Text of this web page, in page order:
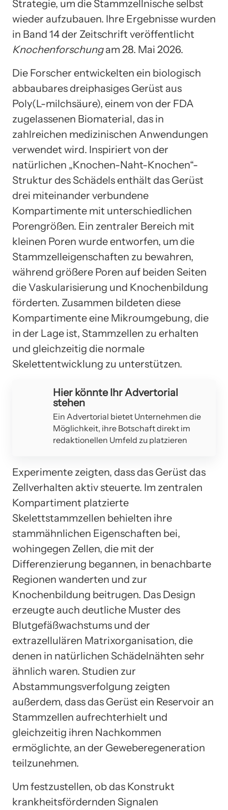
Strategie, um die Stammzellnische selbst
wieder aufzubauen. Ihre Ergebnisse wurden
in Band 14 der Zeitschrift veröffentlicht
Knochenforschungam 28. Mai 2026.
Die Forscher entwickelten ein biologisch
abbaubares dreiphasiges Gerüst aus
Poly(L-milchsäure), einem von der FDA
zugelassenen Biomaterial, das in
zahlreichen medizinischen Anwendungen
verwendet wird. Inspiriert von der
natürlichen „Knochen-Naht-Knochen“-
Struktur des Schädels enthält das Gerüst
drei miteinander verbundene
Kompartimente mit unterschiedlichen
Porengrößen. Ein zentraler Bereich mit
kleinen Poren wurde entworfen, um die
Stammzelleigenschaften zu bewahren,
während größere Poren auf beiden Seiten
die Vaskularisierung und Knochenbildung
förderten. Zusammen bildeten diese
Kompartimente eine Mikroumgebung, die
in der Lage ist, Stammzellen zu erhalten
und gleichzeitig die normale
Skelettentwicklung zu unterstützen.
Hier könnte Ihr Advertorial
stehen
Ein Advertorial bietet Unternehmen die
Möglichkeit, ihre Botschaft direkt im
redaktionellen Umfeld zu platzieren
Experimente zeigten, dass das Gerüst das
Zellverhalten aktiv steuerte. Im zentralen
Kompartiment platzierte
Skelettstammzellen behielten ihre
stammähnlichen Eigenschaften bei,
wohingegen Zellen, die mit der
Differenzierung begannen, in benachbarte
Regionen wanderten und zur
Knochenbildung beitrugen. Das Design
erzeugte auch deutliche Muster des
Blutgefäßwachstums und der
extrazellulären Matrixorganisation, die
denen in natürlichen Schädelnähten sehr
ähnlich waren. Studien zur
Abstammungsverfolgung zeigten
außerdem, dass das Gerüst ein Reservoir an
Stammzellen aufrechterhielt und
gleichzeitig ihren Nachkommen
ermöglichte, an der Geweberegeneration
teilzunehmen.
Um festzustellen, ob das Konstrukt
krankheitsfördernden Signalen